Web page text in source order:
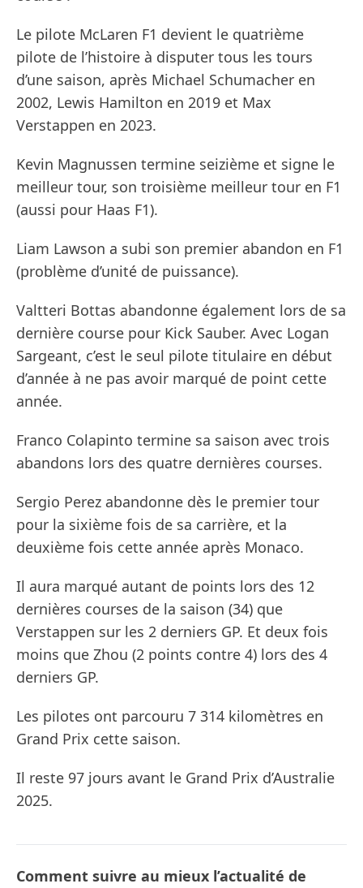
Le pilote McLaren F1 devient le quatrième
pilote de l’histoire à disputer tous les tours
d’une saison, après Michael Schumacher en
2002, Lewis Hamilton en 2019 et Max
Verstappen en 2023.
Kevin Magnussen termine seizième et signe le
meilleur tour, son troisième meilleur tour en F1
(aussi pour Haas F1).
Liam Lawson a subi son premier abandon en F1
(problème d’unité de puissance).
Valtteri Bottas abandonne également lors de sa
dernière course pour Kick Sauber. Avec Logan
Sargeant, c’est le seul pilote titulaire en début
d’année à ne pas avoir marqué de point cette
année.
Franco Colapinto termine sa saison avec trois
abandons lors des quatre dernières courses.
Sergio Perez abandonne dès le premier tour
pour la sixième fois de sa carrière, et la
deuxième fois cette année après Monaco.
Il aura marqué autant de points lors des 12
dernières courses de la saison (34) que
Verstappen sur les 2 derniers GP. Et deux fois
moins que Zhou (2 points contre 4) lors des 4
derniers GP.
Les pilotes ont parcouru 7 314 kilomètres en
Grand Prix cette saison.
Il reste 97 jours avant le Grand Prix d’Australie
2025.
Comment suivre au mieux l’actualité de